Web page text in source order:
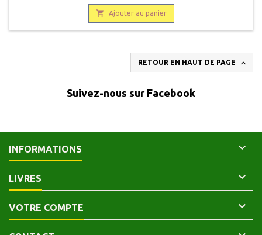
 Ajouter au panier
RETOUR EN HAUT DE PAGE 
Suivez-nous sur Facebook
INFORMATIONS 
LIVRES 
VOTRE COMPTE 